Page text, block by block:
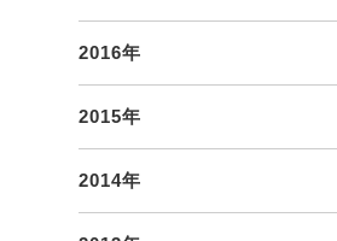
2016年
2015年
2014年